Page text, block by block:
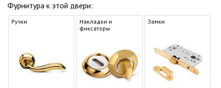
Упаковка дверей: полиэтилен, гофрокартон
Упаковка погонажа:
полиэтилен
Наличник:
Доборная доска:
МДФ
Возможно применение Одинцовской двери Верда Элеганс
Фурнитура к этой двери:
Ручки
Накладки и
фиксаторы
Замки